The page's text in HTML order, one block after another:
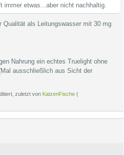
immer etwas...aber nicht nachhaltig.
Qualität als Leitungswasser mit 30 mg
Nahrung ein echtes Truelight ohne
ausschließlich aus Sicht der
zuletzt von KatzenFische (